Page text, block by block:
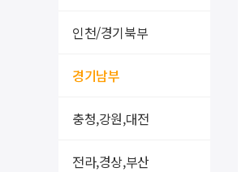
인천/경기북부
경기남부
충청,강원,대전
전라,경상,부산